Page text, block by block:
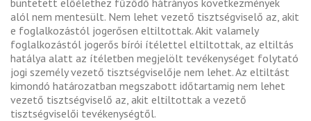
alól nem mentesült. Nem lehet vezető tisztségviselő az, akit
e foglalkozástól jogerősen eltiltottak. Akit valamely
foglalkozástól jogerős bírói ítélettel eltiltottak, az eltiltás
hatálya alatt az ítéletben megjelölt tevékenységet folytató
jogi személy vezető tisztségviselője nem lehet. Az eltiltást
kimondó határozatban megszabott időtartamig nem lehet
vezető tisztségviselő az, akit eltiltottak a vezető
tisztségviselői tevékenységtől.